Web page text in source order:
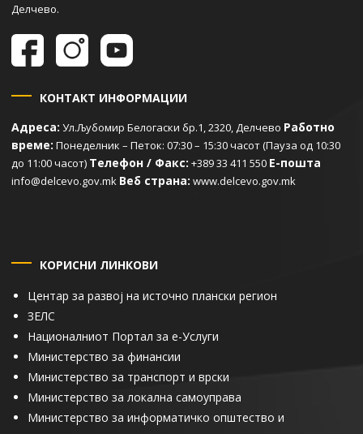
Делчево.
КОНТАКТ ИНФОРМАЦИИ
Адреса: Ул.Љубомир Белогаски бр.1, 2320, Делчево Работно
време: Понеделник – Петок: 07:30 – 15:30 часот (Пауза од 10:30
до 11:00 часот) Телефон / Факс: +389 33 411 550 Е-пошта
info@delcevo.gov.mk Веб страна: www.delcevo.gov.mk
КОРИСНИ ЛИНКОВИ
Центар за развој на источно плански регион
ЗЕЛС
Националниот Портал за е-Услуги
Министерство за финансии
Министерство за транспорт и врски
Министерство за локална самоуправа
Министерство за информатичко општество и